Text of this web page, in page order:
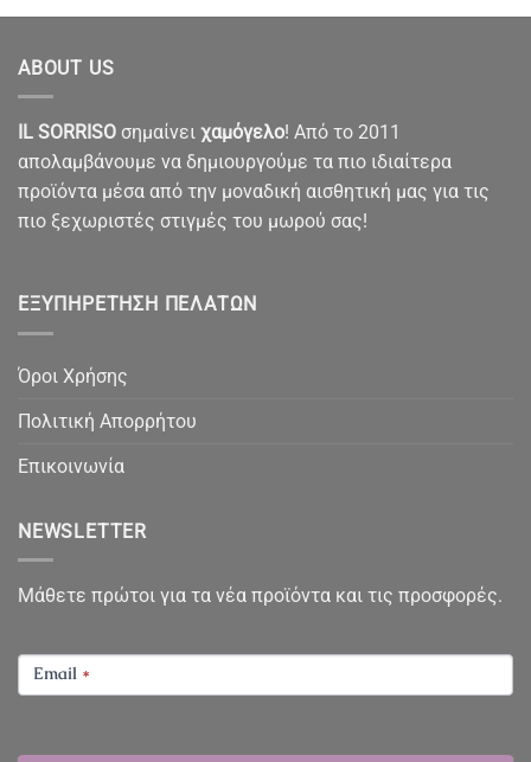
ABOUT US
IL SORRISO σημαίνει χαμόγελο! Από το 2011
απολαμβάνουμε να δημιουργούμε τα πιο ιδιαίτερα
προϊόντα μέσα από την μοναδική αισθητική μας για τις
πιο ξεχωριστές στιγμές του μωρού σας!
ΕΞΥΠΗΡΈΤΗΣΗ ΠΕΛΑΤΏΝ
Όροι Χρήσης
Πολιτική Απορρήτου
Επικοινωνία
NEWSLETTER
Μάθετε πρώτοι για τα νέα προϊόντα και τις προσφορές.
NEWSLETTER
Email *